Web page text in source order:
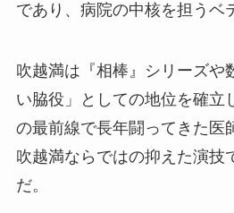
であり、病院の中核を担うベ
吹越満は『相棒』シリーズや
い脇役」としての地位を確立
の最前線で長年闘ってきた医
吹越満ならではの抑えた演技
だ。